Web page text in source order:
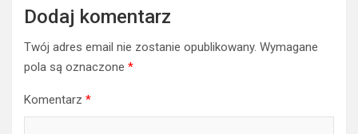
Dodaj komentarz
Twój adres email nie zostanie opublikowany. Wymagane
pola są oznaczone *
Komentarz *